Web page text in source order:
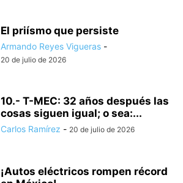
El priísmo que persiste
Armando Reyes Vigueras -
20 de julio de 2026
10.- T-MEC: 32 años después las
cosas siguen igual; o sea:...
Carlos Ramírez - 20 de julio de 2026
¡Autos eléctricos rompen récord